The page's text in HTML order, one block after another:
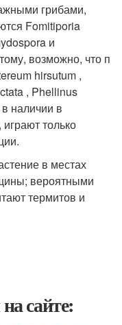
грибами,
Fomitiporia
и
возможно, что п
hirsutum ,
, Phellinus
наличии в
только
в местах
вероятными
термитов и
сайте: